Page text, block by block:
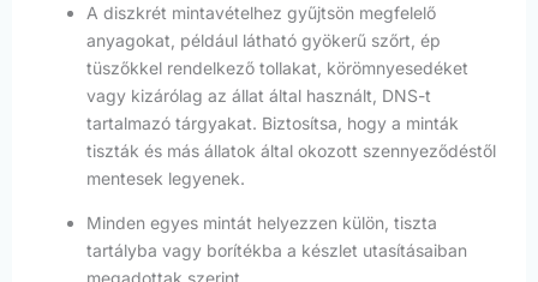
A diszkrét mintavételhez gyűjtsön megfelelő
anyagokat, például látható gyökerű szőrt, ép
tüszőkkel rendelkező tollakat, körömnyesedéket
vagy kizárólag az állat által használt, DNS-t
tartalmazó tárgyakat. Biztosítsa, hogy a minták
tiszták és más állatok által okozott szennyeződéstől
mentesek legyenek.
Minden egyes mintát helyezzen külön, tiszta
tartályba vagy borítékba a készlet utasításaiban
megadottak szerint.